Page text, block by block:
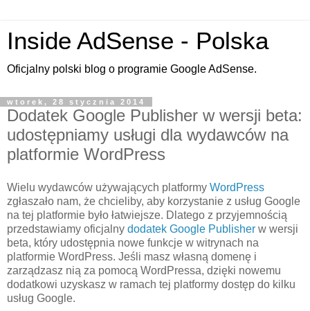
Inside AdSense - Polska
Oficjalny polski blog o programie Google AdSense.
wtorek, 28 stycznia 2014
Dodatek Google Publisher w wersji beta:
udostępniamy usługi dla wydawców na
platformie WordPress
Wielu wydawców używających platformy WordPress
zgłaszało nam, że chcieliby, aby korzystanie z usług Google
na tej platformie było łatwiejsze. Dlatego z przyjemnością
przedstawiamy oficjalny dodatek Google Publisher w wersji
beta, który udostępnia nowe funkcje w witrynach na
platformie WordPress. Jeśli masz własną domenę i
zarządzasz nią za pomocą WordPressa, dzięki nowemu
dodatkowi uzyskasz w ramach tej platformy dostęp do kilku
usług Google.